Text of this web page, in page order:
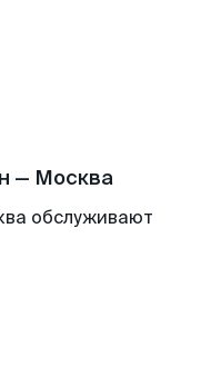
— Москва
обслуживают